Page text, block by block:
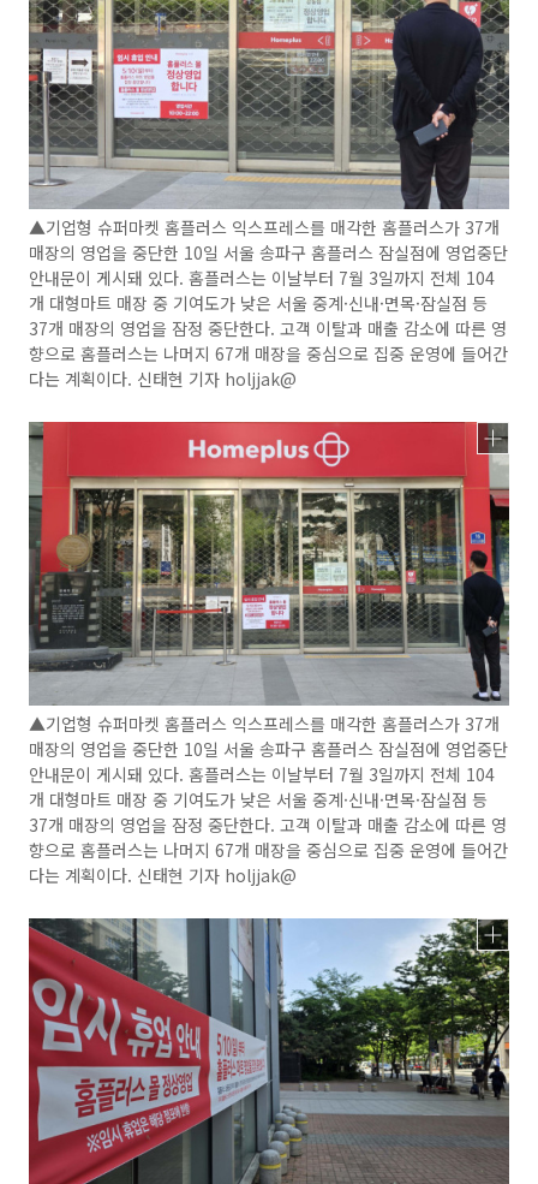
▲기업형 슈퍼마켓 홈플러스 익스프레스를 매각한 홈플러스가 37개
매장의 영업을 중단한 10일 서울 송파구 홈플러스 잠실점에 영업중단
안내문이 게시돼 있다. 홈플러스는 이날부터 7월 3일까지 전체 104
개 대형마트 매장 중 기여도가 낮은 서울 중계·신내·면목·잠실점 등
37개 매장의 영업을 잠정 중단한다. 고객 이탈과 매출 감소에 따른 영
향으로 홈플러스는 나머지 67개 매장을 중심으로 집중 운영에 들어간
다는 계획이다. 신태현 기자 holjjak@
▲기업형 슈퍼마켓 홈플러스 익스프레스를 매각한 홈플러스가 37개
매장의 영업을 중단한 10일 서울 송파구 홈플러스 잠실점에 영업중단
안내문이 게시돼 있다. 홈플러스는 이날부터 7월 3일까지 전체 104
개 대형마트 매장 중 기여도가 낮은 서울 중계·신내·면목·잠실점 등
37개 매장의 영업을 잠정 중단한다. 고객 이탈과 매출 감소에 따른 영
향으로 홈플러스는 나머지 67개 매장을 중심으로 집중 운영에 들어간
다는 계획이다. 신태현 기자 holjjak@